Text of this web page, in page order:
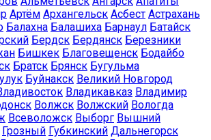
Артём Архангельск Асбест Астрахань
Балахна Балашиха Барнаул Батайск
Бердск Бердянск Березники
Бишкек Благовещенск Бодайбо
Братск Брянск Бугульма
Буйнакск Великий Новгород
Владикавказ Владимир
Волжск Волжский Вологда
Всеволожск Выборг Вышний
Грозный Губкинский Дальнегорск